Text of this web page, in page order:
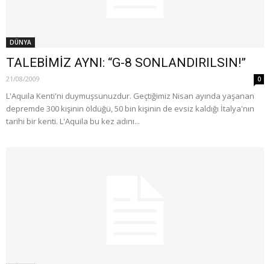
DÜNYA
TALEBİMİZ AYNI: “G-8 SONLANDIRILSIN!”
21/08/2009 0
L'Aquila Kenti'ni duymuşsunuzdur. Geçtiğimiz Nisan ayında yaşanan
depremde 300 kişinin öldüğü, 50 bin kişinin de evsiz kaldığı İtalya'nın
tarihi bir kenti. L'Aquila bu kez adını...